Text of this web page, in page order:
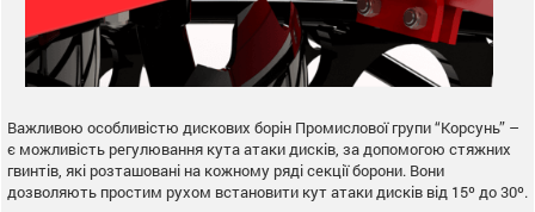
Важливою особливістю дискових борін Промислової групи “Корсунь” –
є можливість регулювання кута атаки дисків, за допомогою стяжних
гвинтів, які розташовані на кожному ряді секції борони. Вони
дозволяють простим рухом встановити кут атаки дисків від 15º до 30º.